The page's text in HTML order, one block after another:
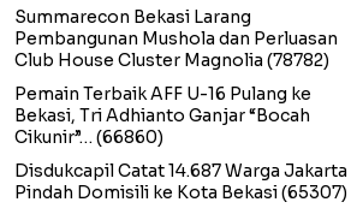
Summarecon Bekasi Larang
Pembangunan Mushola dan Perluasan
Club House Cluster Magnolia (78782)
Pemain Terbaik AFF U-16 Pulang ke
Bekasi, Tri Adhianto Ganjar “Bocah
Cikunir”… (66860)
Disdukcapil Catat 14.687 Warga Jakarta
Pindah Domisili ke Kota Bekasi(65307)